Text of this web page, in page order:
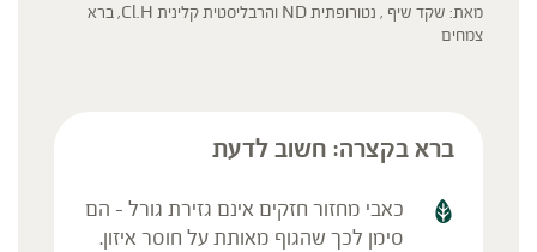
מאת: שקד שיף , נטורופתית ND והרבליסטית קלינית Cl.H, ברא
צמחים
ברא בקצרה: חשוב לדעת
כאבי מחזור חזקים אינם גזירת גורל – הם
סימן לכך שהגוף מאותת על חוסר איזון.